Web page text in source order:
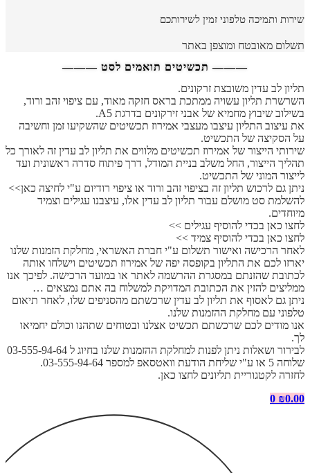
שירות ותמיכה טלפוני זמין לשירותכם
תשלום מאובטח ומוצפן באתר
——— תכשיטים תואמים לסט ———
תליון לב עדין משובצת זרקונים.
השרשרת תליון עשויה ממתכת בראס חזקה מאוד, עם ציפוי זהב ורוד,
בשילוב שיבוץ מחמיא של אבני זירקונים בדרגת A5.
את עיצוב התליון עיצבו מעצבי אמירוז תכשיטים שהשקיעו זמן וחשיבה
על הסקיצה של התכשיט.
שירותי הייצור של אמירוז תכשיטים מלווים את תליון לב עדין זה לאורך כל
תהליך הייצור, החל משלב בניית המודל, דרך פיתוח סדרה ראשונית ועד
לייצור המוני של התכשיט.
ניתן גם לרכוש תליון זה בציפוי זהב ורוד או ציפוי רודיום ע"י לחיצה כאן>>
להשלמת סט מושלם עבור תליון לב עדין אלו, עיצבנו עגילים וצמיד
מיוחדים.
לחצו כאן בכדי להוסיף עגילים >>
לחצו כאן בכדי להוסיף צמיד >>
לאחר הרכישה ואישור תשלום ע"י חברת האשראי, מחלקת הזמנות שלנו
יארזו לכם את התליון בקופסה יפה של אמירוז תכשיטים וישלחו אותה
לכתובת שהזנתם במסגרת ההרשמה לאתר או במועד הרכישה. לפיכך אנו
ממליצים להזין את הכתובת המדויקת למשלוח בה אתם נמצאים …
ניתן גם לאסוף את תליון לב עדין שרכשתם מהסניפים שלו, לאחר תיאום
טלפוני עם מחלקת ההזמנות שלנו.
אנו מודים לכם שרכשתם תכשיט אצלנו ובטוחים שתהנו וכולם יחמיאו
לך.
לבירור ושאלות ניתן לפנות למחלקת ההזמנות שלנו בחיוג ל 03-555-94-64
שלוחה 5 או ע"י שליחת הודעת וואטסאפ למספר 03-555-94-64.
לחזרה לקטגוריית תליונים לחצו כאן.
₪0.00
0